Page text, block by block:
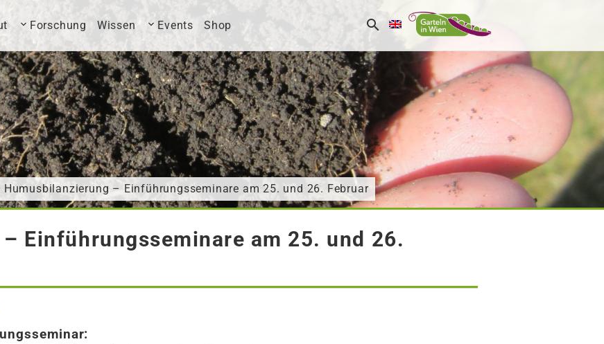
Forschung Wissen Events Shop
Humusbilanzierung – Einführungsseminare am 25. und 26. Februar
Einführungsseminare am 25. und 26.